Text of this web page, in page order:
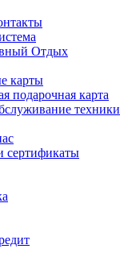
Отдых
карты
подарочная карта
техники
сертификаты